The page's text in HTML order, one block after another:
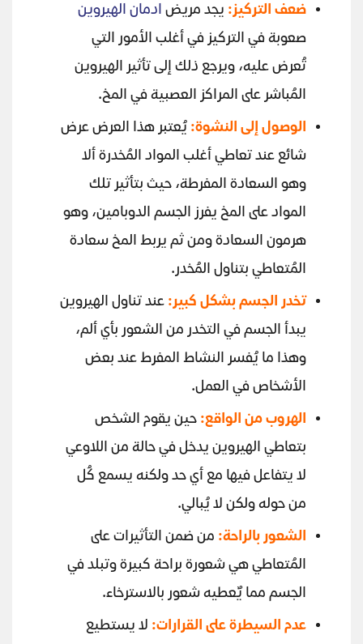
ضعف التركيز: يجد مريض ادمان الهيروين
صعوبة في التركيز في أغلب الأمور التي
تُعرض عليه، ويرجع ذلك إلى تأثير الهيروين
المُباشر على المراكز العصبية في المخ.
الوصول إلى النشوة: يُعتبر هذا العرض عرض
شائع عند تعاطي أغلب المواد المُخدرة ألا
وهو السعادة المفرطة، حيث بتأثير تلك
المواد على المخ يفرز الجسم الدوبامين، وهو
هرمون السعادة ومن ثم يربط المخ سعادة
المُتعاطي بتناول المُخدر.
تخدر الجسم بشكل كبير: عند تناول الهيروين
يبدأ الجسم في التخدر من الشعور بأي ألم،
وهذا ما يُفسر النشاط المفرط عند بعض
الأشخاص في العمل.
الهروب من الواقع: حين يقوم الشخص
بتعاطي الهيروين يدخل في حالة من اللاوعي
لا يتفاعل فيها مع أي حد ولكنه يسمع كُل
من حوله ولكن لا يُبالي.
الشعور بالراحة: من ضمن التأثيرات على
المُتعاطي هي شعورة براحة كبيرة وتبلد في
الجسم مما يٌعطيه شعور بالاسترخاء.
عدم السيطرة على القرارات: لا يستطيع